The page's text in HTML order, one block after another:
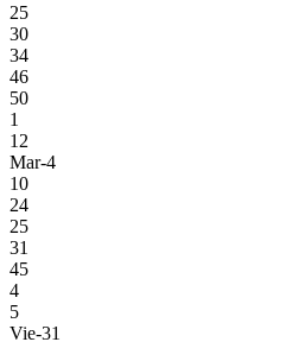
25
30
34
46
50
1
12
Mar-4
10
24
25
31
45
4
5
Vie-31